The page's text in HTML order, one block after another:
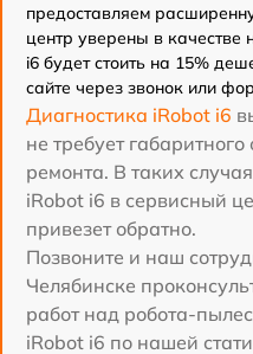
предоставляем
центр уверены в качестве
i6 будет стоить на 15%
сайте через звонок или
Диагностика iRobot i6
не требует
ремонта. В таких
iRobot i6 в сервисный
привезет обратно.
Позвоните и наш
Челябинске
работ над робота-
iRobot i6 по нашей